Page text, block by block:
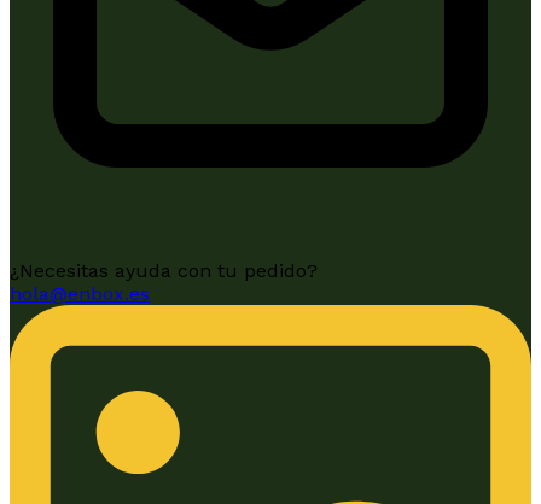
¿Necesitas ayuda con tu pedido?
hola@enbox.es